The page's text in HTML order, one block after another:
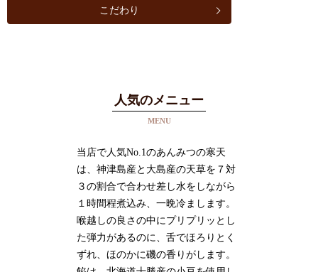
こだわり
人気のメニュー
MENU
当店で人気No.1のあんみつの寒天
は、神津島産と大島産の天草を７対
３の割合で合わせ差し水をしながら
１時間程煮込み、一晩冷まします。
喉越しの良さの中にプリプリッとし
た弾力があるのに、舌でほろりとく
ずれ、ほのかに磯の香りがします。